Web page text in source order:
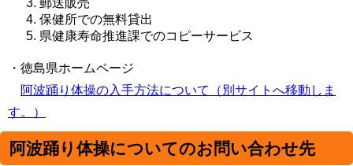
郵送販売
保健所での無料貸出
県健康寿命推進課でのコピーサービス
・徳島県ホームページ
阿波踊り体操の入手方法について（別サイトへ移動しま
す。）
阿波踊り体操についてのお問い合わせ先